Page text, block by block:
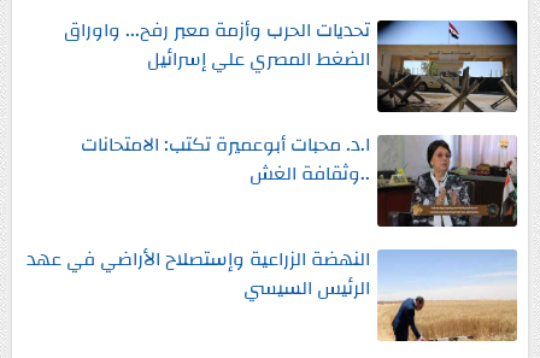
تحديات الحرب وأزمة معبر رفح... واوراق
الضغط المصري علي إسرائيل
ا.د. محبات أبوعميرة تكتب: الامتحانات
..وثقافة الغش
النهضة الزراعية وإستصلاح الأراضي في عهد
الرئيس السيسي